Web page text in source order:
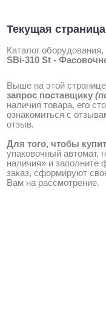
Текущая страница
Каталог оборудования,
SBi-310 St -
Выше на этой
запрос поставщику
наличия товара, его
ознакомиться с
отзыв.
Для того, чтобы
упаковочный автомат,
наличия» и
заказ, сформируют
Вам на рассмотрение.